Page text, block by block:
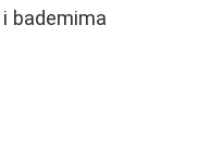
bademima